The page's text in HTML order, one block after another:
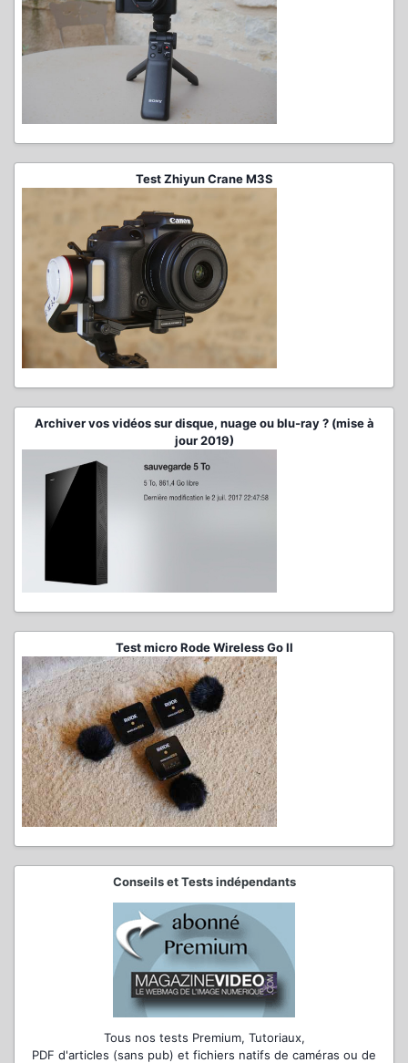
Test Zhiyun Crane M3S
Archiver vos vidéos sur disque, nuage ou blu-ray ? (mise à
jour 2019)
Test micro Rode Wireless Go II
Conseils et Tests indépendants
Tous nos tests Premium, Tutoriaux,
PDF d'articles (sans pub) et fichiers natifs de caméras ou de